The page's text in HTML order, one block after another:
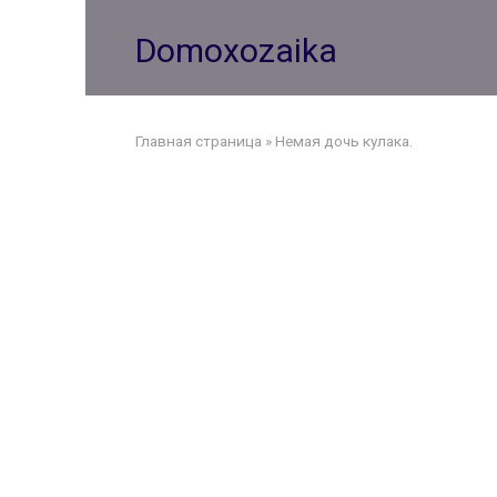
Domoxozaika
Главная страница » Немая дочь кулака.